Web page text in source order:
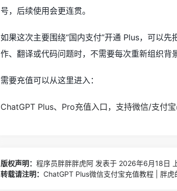
号，后续使用会更连贯。
如果这次主要围绕“国内支付”开通 Plus，可以
作、翻译或代码问题时，不需要每次重新组织背景
需要充值可以从这里进入：
ChatGPT Plus、Pro充值入口，支持微信/支付宝
版权声明： 程序员胖胖胖虎阿 发表于 2026年6月18日
转载请注明： ChatGPT Plus微信支付宝充值教程 | 胖